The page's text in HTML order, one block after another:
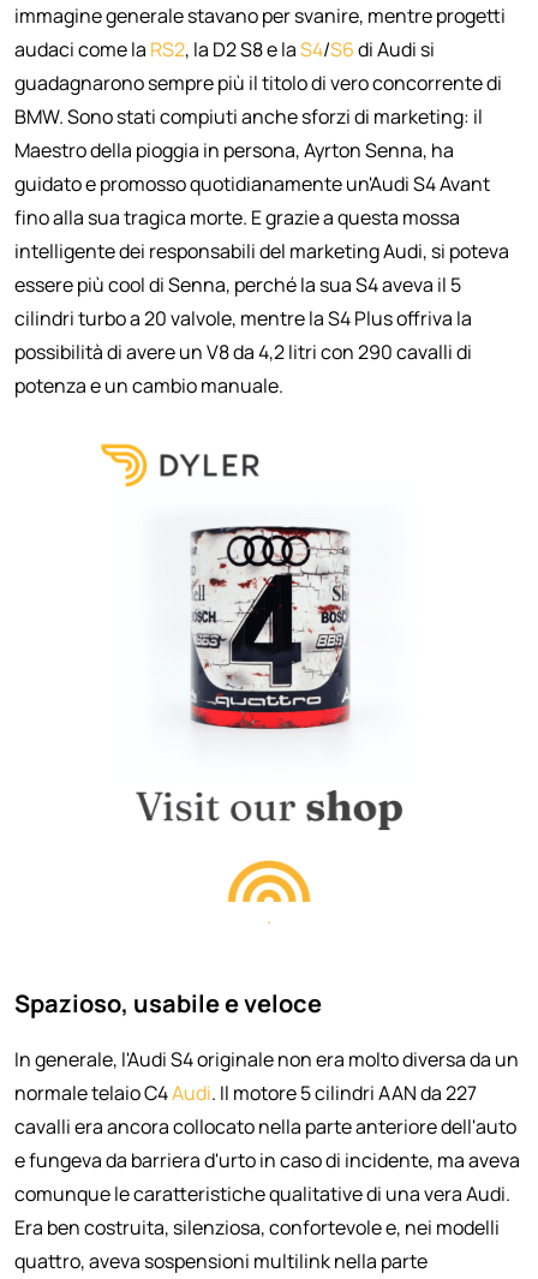
immagine generale stavano per svanire, mentre progetti
audaci come la RS2, la D2 S8 e laS4/S6di Audi si
guadagnarono sempre più il titolo di vero concorrente di
BMW. Sono stati compiuti anche sforzi di marketing: il
Maestro della pioggia in persona, Ayrton Senna, ha
guidato e promosso quotidianamente un'Audi S4 Avant
fino alla sua tragica morte. E grazie a questa mossa
intelligente dei responsabili del marketing Audi, si poteva
essere più cool di Senna, perché la sua S4 aveva il 5
cilindri turbo a 20 valvole, mentre la S4 Plus offriva la
possibilità di avere un V8 da 4,2 litri con 290 cavalli di
potenza e un cambio manuale.
.
Spazioso, usabile e veloce
In generale, l'Audi S4 originale non era molto diversa da un
normale telaio C4Audi. Il motore 5 cilindri AAN da 227
cavalli era ancora collocato nella parte anteriore dell'auto
e fungeva da barriera d'urto in caso di incidente, ma aveva
comunque le caratteristiche qualitative di una vera Audi.
Era ben costruita, silenziosa, confortevole e, nei modelli
quattro, aveva sospensioni multilink nella parte